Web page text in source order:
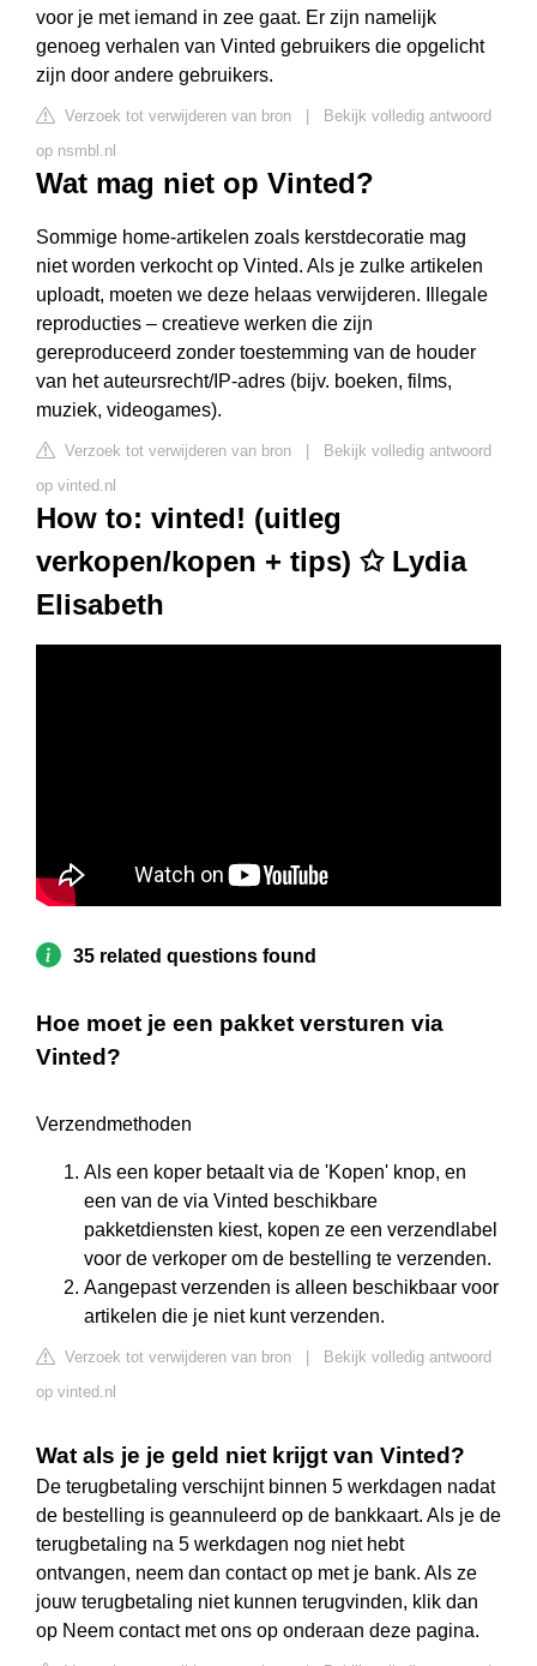
voor je met iemand in zee gaat. Er zijn namelijk
genoeg verhalen van Vinted gebruikers die opgelicht
zijn door andere gebruikers.
Verzoek tot verwijderen van bron
Bekijk volledig antwoord
op nsmbl.nl
Wat mag niet op Vinted?
Sommige home-artikelen zoals kerstdecoratie mag
niet worden verkocht op Vinted. Als je zulke artikelen
uploadt, moeten we deze helaas verwijderen. Illegale
reproducties – creatieve werken die zijn
gereproduceerd zonder toestemming van de houder
van het auteursrecht/IP-adres (bijv. boeken, films,
muziek, videogames).
Verzoek tot verwijderen van bron
Bekijk volledig antwoord
op vinted.nl
How to: vinted! (uitleg
verkopen/kopen + tips) ✩ Lydia
Elisabeth
35 related questions found
Hoe moet je een pakket versturen via
Vinted?
Verzendmethoden
Als een koper betaalt via de 'Kopen' knop, en
een van de via Vinted beschikbare
pakketdiensten kiest, kopen ze een verzendlabel
voor de verkoper om de bestelling te verzenden.
Aangepast verzenden is alleen beschikbaar voor
artikelen die je niet kunt verzenden.
Verzoek tot verwijderen van bron
Bekijk volledig antwoord
op vinted.nl
Wat als je je geld niet krijgt van Vinted?
De terugbetaling verschijnt binnen 5 werkdagen nadat
de bestelling is geannuleerd op de bankkaart. Als je de
terugbetaling na 5 werkdagen nog niet hebt
ontvangen, neem dan contact op met je bank. Als ze
jouw terugbetaling niet kunnen terugvinden, klik dan
op Neem contact met ons op onderaan deze pagina.